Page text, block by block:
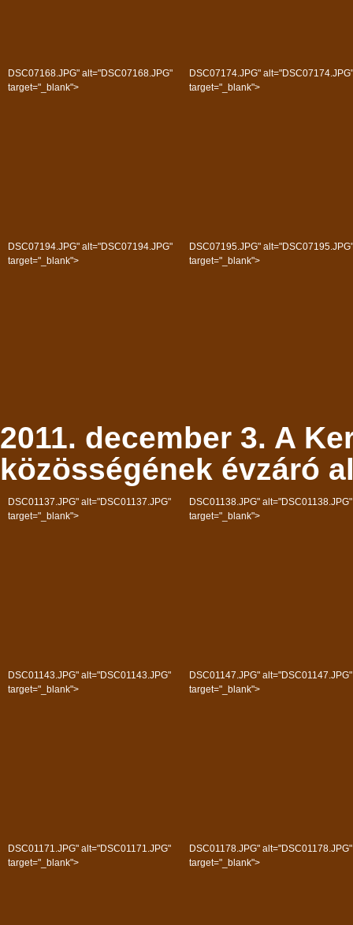
DSC07168.JPG" alt="DSC07168.JPG"
target="_blank">
DSC07174.JPG" alt="DSC07174.JPG"
target="_blank">
DSC07194.JPG" alt="DSC07194.JPG"
target="_blank">
DSC07195.JPG" alt="DSC07195.JPG"
target="_blank">
2011. december 3. A
közösségének évzáró
DSC01137.JPG" alt="DSC01137.JPG"
target="_blank">
DSC01138.JPG" alt="DSC01138.JPG"
target="_blank">
DSC01143.JPG" alt="DSC01143.JPG"
target="_blank">
DSC01147.JPG" alt="DSC01147.JPG"
target="_blank">
DSC01171.JPG" alt="DSC01171.JPG"
target="_blank">
DSC01178.JPG" alt="DSC01178.JPG"
target="_blank">